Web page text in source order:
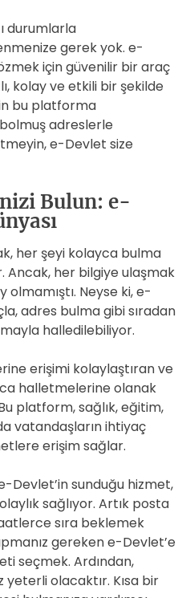
durumlarla
gerek yok. e-
için güvenilir bir araç
kolay ve etkili bir şekilde
bu platforma
adreslerle
e-Devlet size
Bulun: e-
her şeyi kolayca bulma
Ancak, her bilgiye ulaşmak
Neyse ki, e-
adres bulma gibi sıradan
halledilebiliyor.
erişimi kolaylaştıran ve
halletmelerine olanak
platform, sağlık, eğitim,
vatandaşların ihtiyaç
erişim sağlar.
Devlet’in sunduğu hizmet,
sağlıyor. Artık posta
sıra beklemek
gereken e-Devlet’e
seçmek. Ardından,
yeterli olacaktır. Kısa bir